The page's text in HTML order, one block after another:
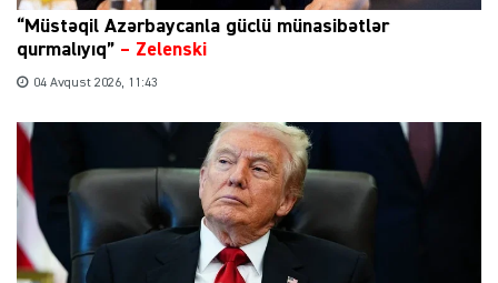
“Müstəqil Azərbaycanla güclü münasibətlər
qurmalıyıq” – Zelenski
04 Avqust 2026, 11:43